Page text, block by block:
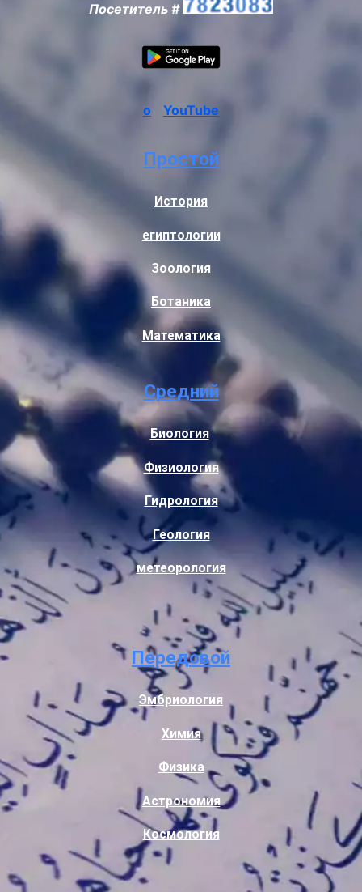
Посетитель #
о YouTube
Простой
История
египтологии
Зоология
Ботаника
Математика
Средний
Биология
Физиология
Гидрология
Геология
метеорология
Передовой
Эмбриология
Химия
Физика
Астрономия
Космология